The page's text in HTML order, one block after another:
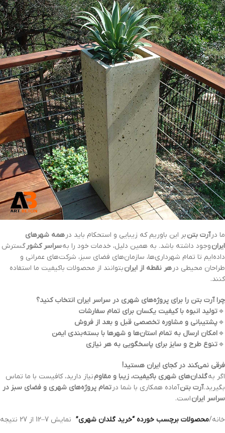
ما درآرت بتنبر این باوریم که زیبایی و استحکام باید درهمه شهرهای
ایرانوجود داشته باشد. به همین دلیل، خدمات خود را بهسراسر کشورگسترش
داده‌ایم تا تمام شهرداری‌ها، سازمان‌های فضای سبز، شرکت‌های عمرانی و
طراحان محیطی درهر نقطه از ایرانبتوانند از محصولات باکیفیت ما استفاده
کنند.
چرا آرت بتن را برای پروژه‌های شهری در سراسر ایران انتخاب کنید؟
🔹تولید انبوه با کیفیت یکسان برای تمام سفارشات
🔹پشتیبانی و مشاوره تخصصی قبل و بعد از فروش
🔹امکان ارسال به تمام استان‌ها و شهرها با بسته‌بندی ایمن
🔹تنوع طرح و سایز برای پاسخگویی به هر نیازی
فرقی نمی‌کند در کجای ایران هستید!
اگر بهگلدان‌های شهری باکیفیت، زیبا و مقاومنیاز دارید، کافیست با ما تماس
بگیرید.آرت بتنآماده همکاری با شما درتمام پروژه‌های شهری و فضای سبز در
سراسر ایراناست.
خانه/محصولات برچسب خورده “خرید گلدان شهری” نمایش 7–12 از 27 نتیجه